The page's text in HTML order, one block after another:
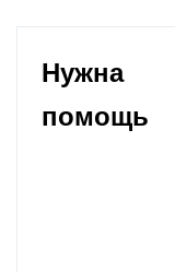
Нужна
помощь